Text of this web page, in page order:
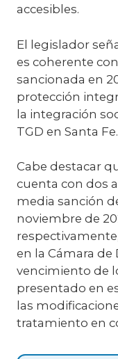
accesibles.
El legislador
es coherente
sancionada en
protección
la integración
TGD en Santa Fe.
Cabe destacar
cuenta con dos
media sanción
noviembre de
en la Cámara
vencimiento de
presentado en
las
tratamiento en